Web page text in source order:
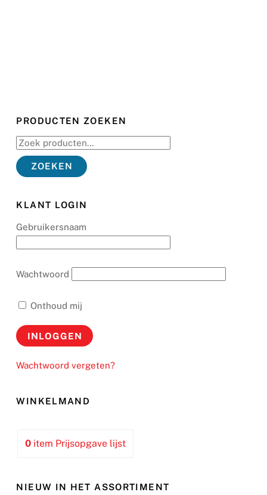
PRODUCTEN ZOEKEN
Zoeken
naar:
ZOEKEN
KLANT LOGIN
Gebruikersnaam
Wachtwoord
Onthoud mij
Wachtwoord vergeten?
WINKELMAND
0 item Prijsopgave lijst
NIEUW IN HET ASSORTIMENT